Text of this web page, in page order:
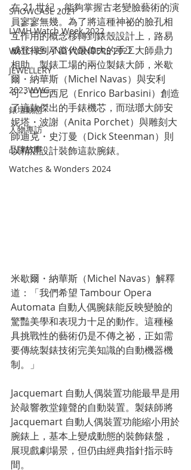
SHOWCASE 2021
LVMH Watch Week 2022
WATCHES AND WONDERS 2022
JEWELLERY
2023WWG
錶壇動態
人物專訪
品牌故事
Watches & Wonders 2024
在 21 世紀，能夠掌握古老變臉藝術的演
員寥寥無幾。為了將這種神祕的臉孔相
互作用的概念移轉到錶殼設計上，路易
威登得到了當代最偉大的手工大師鼎力
相助。製錶工場的兩位製錶大師，米歇
爾・納華斯（Michel Navas）與安利
可・巴巴西尼（Enrico Barbasini）創造
了這款傑出的手錶機芯，而琺瑯大師安
妮塔・波謝（Anita Porchet）與雕刻大
師迪克・史汀曼（Dick Steenman）則
以精湛設計裝飾這款腕錶。
米歇爾・納華斯（Michel Navas）解釋
道：「我們希望 Tambour Opera
Automata 自動人偶腕錶能反映變臉的
驚豔美學和表現力十足的動作。這種極
具挑戰性的藝術仍是不傳之祕，正如需
要傳統製錶技術完美知識的自動機器機
制。」
Jacquemart 自動人偶裝置功能最早是用
於敲響教堂鐘聲的自動裝置。製錶師將
Jacquemart 自動人偶裝置功能縮小用於
腕錶上，基本上變成動態的裝飾錶盤，
展現戲劇場景，但仍由經典指針指示時
間。